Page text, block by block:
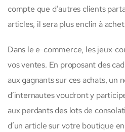
compte que d’autres clients
articles, il sera plus enclin à
Dans le e-commerce, les jeux-
vos ventes. En proposant des
aux gagnants sur ces achats, un
d’internautes voudront y
aux perdants des lots de
d’un article sur votre boutique